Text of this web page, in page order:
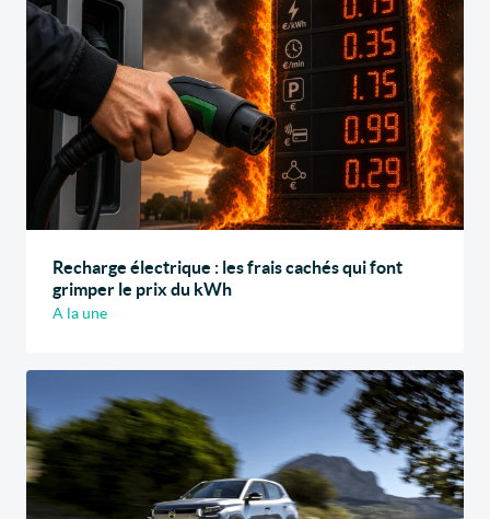
Recharge électrique : les frais cachés qui font
grimper le prix du kWh
A la une